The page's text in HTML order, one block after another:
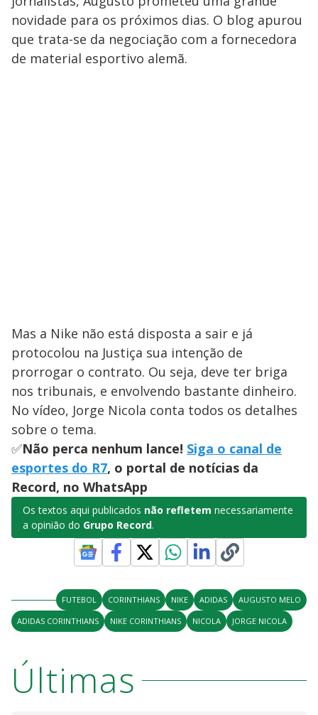
novidade para os próximos dias. O blog apurou
que trata-se da negociação com a fornecedora
de material esportivo alemã.
Mas a Nike não está disposta a sair e já
protocolou na Justiça sua intenção de
prorrogar o contrato. Ou seja, deve ter briga
nos tribunais, e envolvendo bastante dinheiro.
No vídeo, Jorge Nicola conta todos os detalhes
sobre o tema.
✅Não perca nenhum lance! Siga o canal de
esportes do R7, o portal de notícias da
Record, no WhatsApp
Os textos aqui publicados não refletem necessariamente
a opinião do Grupo Record.
FUTEBOL CORINTHIANS NIKE ADIDAS
AUGUSTO MELO
ADIDAS CORINTHIANS
NIKE CORINTHIANS NICOLA JORGE NICOLA
Últimas